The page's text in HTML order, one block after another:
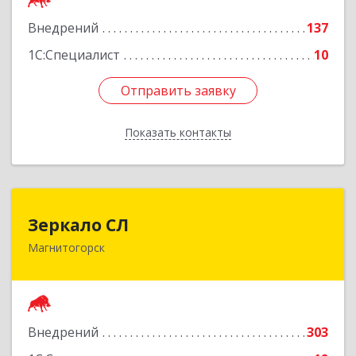
Внедрений
137
1С:Специалист
10
Отправить заявку
Показать контакты
Подробнее
Отправить заявку
Назад
Зеркало СЛ
Магнитогорск
Внедрений
303
455038, Челябинская обл, Магнитогорск г,